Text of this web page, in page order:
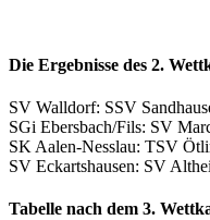
Die Ergebnisse des 2.
SV Walldorf: SSV
SGi Ebersbach/
SK Aalen-Nesslau:
SV Eckartshausen: SV
Tabelle nach dem 3.